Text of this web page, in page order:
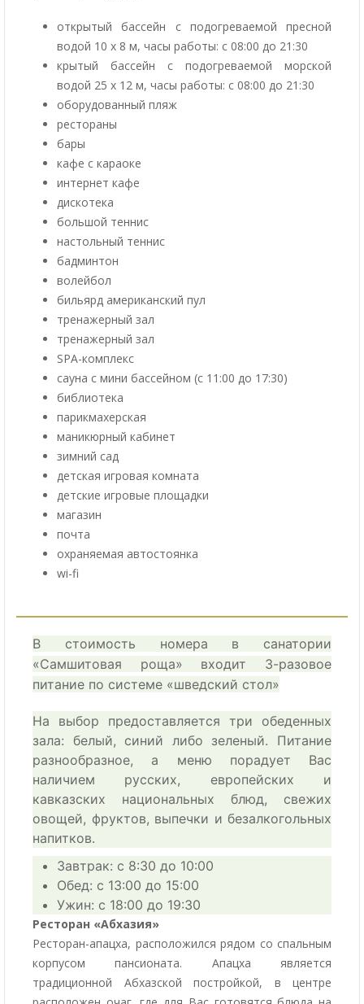
открытый бассейн с подогреваемой пресной
водой 10 х 8 м, часы работы: с 08:00 до 21:30
крытый бассейн с подогреваемой морской
водой 25 х 12 м, часы работы: с 08:00 до 21:30
оборудованный пляж
рестораны
бары
кафе с караоке
интернет кафе
дискотека
большой теннис
настольный теннис
бадминтон
волейбол
бильярд американский пул
тренажерный зал
тренажерный зал
SPA-комплекс
сауна с мини бассейном (с 11:00 до 17:30)
библиотека
парикмахерская
маникюрный кабинет
зимний сад
детская игровая комната
детские игровые площадки
магазин
почта
охраняемая автостоянка
wi-fi
В стоимость номера в санатории
«Самшитовая роща» входит 3-разовое
питание по системе «шведский стол»
На выбор предоставляется три обеденных
зала: белый, синий либо зеленый. Питание
разнообразное, а меню порадует Вас
наличием русских, европейских и
кавказских национальных блюд, свежих
овощей, фруктов, выпечки и безалкогольных
напитков.
Завтрак: с 8:30 до 10:00
Обед: с 13:00 до 15:00
Ужин: с 18:00 до 19:30
Ресторан «Абхазия»
Ресторан-апацха, расположился рядом со спальным
корпусом пансионата. Апацха является
традиционной Абхазской постройкой, в центре